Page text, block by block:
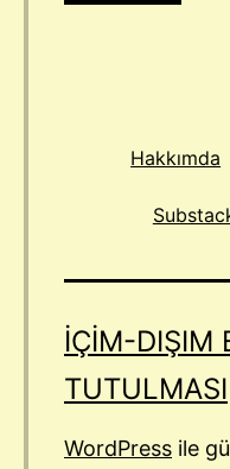
Hakkımda
IÇIM-DIŞIM
TUTULMASI
WordPress ile